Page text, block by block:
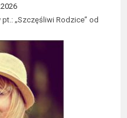
„Szczęśliwi Rodzice” od